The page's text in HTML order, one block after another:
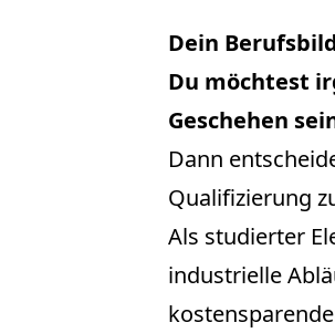
Dein
Du möchtest
Geschehen
Dann
Qualifizierung
Als studierter
industrielle